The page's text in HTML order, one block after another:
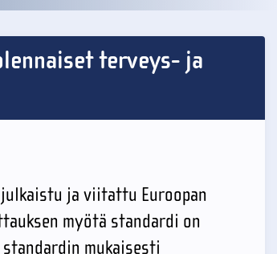
terveys- ja
ja viitattu Euroopan
myötä standardi on
mukaisesti